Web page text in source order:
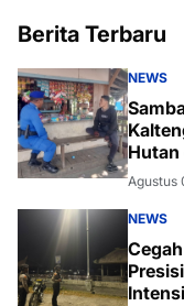
Berita Terbaru
NEWS
Hutan
Agustus
NEWS